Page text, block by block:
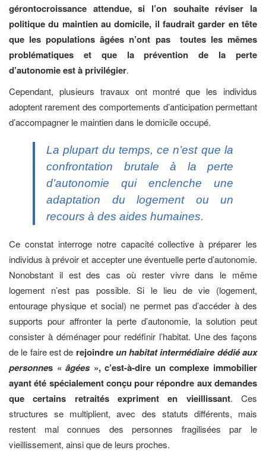
gérontocroissance attendue, si l’on souhaite réviser la
politique du maintien au domicile, il faudrait garder en tête
que les populations âgées n’ont pas toutes les mêmes
problématiques et que la prévention de la perte
d’autonomie est à privilégier.
Cependant, plusieurs travaux ont montré que les individus
adoptent rarement des comportements d’anticipation permettant
d’accompagner le maintien dans le domicile occupé.
La plupart du temps, ce n’est que la
confrontation brutale à la perte
d’autonomie qui enclenche une
adaptation du logement ou un
recours à des aides humaines.
Ce constat interroge notre capacité collective à préparer les
individus à prévoir et accepter une éventuelle perte d’autonomie.
Nonobstant il est des cas où rester vivre dans le même
logement n’est pas possible. Si le lieu de vie (logement,
entourage physique et social) ne permet pas d’accéder à des
supports pour affronter la perte d’autonomie, la solution peut
consister à déménager pour redéfinir l’habitat. Une des façons
de le faire est de rejoindreun habitat intermédiaire dédié aux
personnes «âgées», c’est-à-dire un complexe immobilier
ayant été spécialement conçu pour répondre aux demandes
que certains retraités expriment en vieillissant. Ces
structures se multiplient, avec des statuts différents, mais
restent mal connues des personnes fragilisées par le
vieillissement, ainsi que de leurs proches.